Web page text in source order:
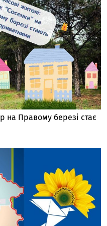
на Правому березі стає